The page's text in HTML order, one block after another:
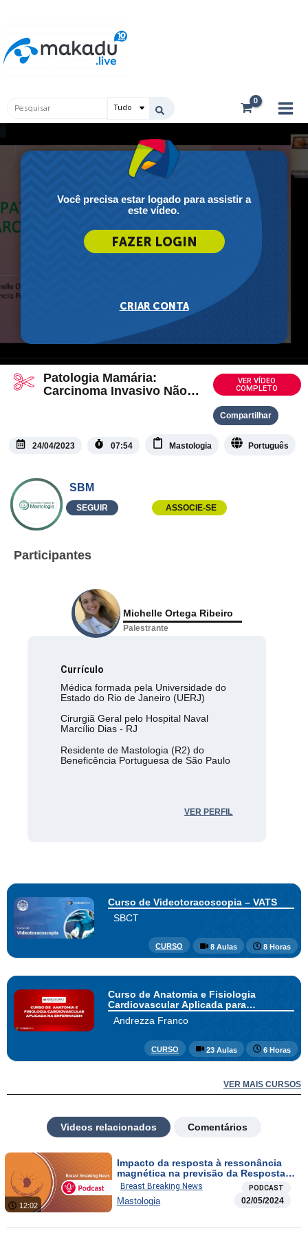
conteúdo
Pesquisar
...
Você precisa estar logado para assistir a
este vídeo.
Patologia Mamária:
Carcinoma Invasivo Não
VER VÍDEO
COMPLETO
Compartilhar
24/04/2023 07:54 Mastologia Português
SBM
SEGUIR ASSOCIE-SE
Participantes
Michelle Ortega Ribeiro
Palestrante
Currículo
Médica formada pela Universidade do
Estado do Rio de Janeiro (UERJ)
Cirurgiã Geral pelo Hospital Naval
Marcílio Dias - RJ
Residente de Mastologia (R2) do
Beneficência Portuguesa de São Paulo
VER PERFIL
Curso de Videotoracoscopia – VATS
SBCT
CURSO 8 Aulas 8 Horas
Curso de Anatomia e Fisiologia
Cardiovascular Aplicada para
Enfermagem
Andrezza Franco
CURSO 23 Aulas 6 Horas
VER MAIS CURSOS
Videos relacionados Comentários
12:02
Impacto da resposta à ressonância
magnética na previsão da Resposta
Tumoral Axilar pós QTNeoadjuv. em
pacientes com axila cN1-3
Breast Breaking News PODCAST
Mastologia 02/05/2024